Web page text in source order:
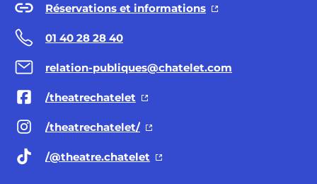
Réservations et informations
01 40 28 28 40
relation-publiques@chatelet.com
/theatrechatelet
/theatrechatelet/
/@theatre.chatelet